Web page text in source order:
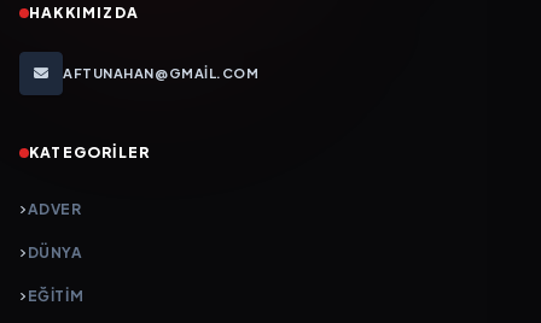
HAKKIMIZDA
AFTUNAHAN@GMAIL.COM
KATEGORILER
ADVER
DÜNYA
EĞİTİM